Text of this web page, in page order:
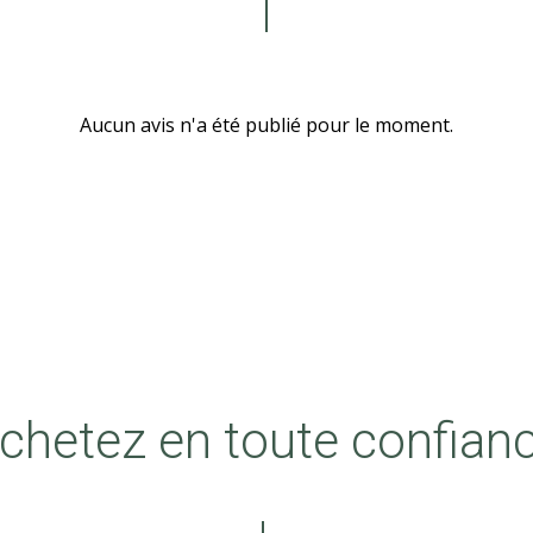
Aucun avis n'a été publié pour le moment.
en toute